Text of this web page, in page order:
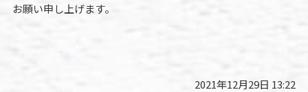
お願い申し上げます。
2021年12月29日 13:22